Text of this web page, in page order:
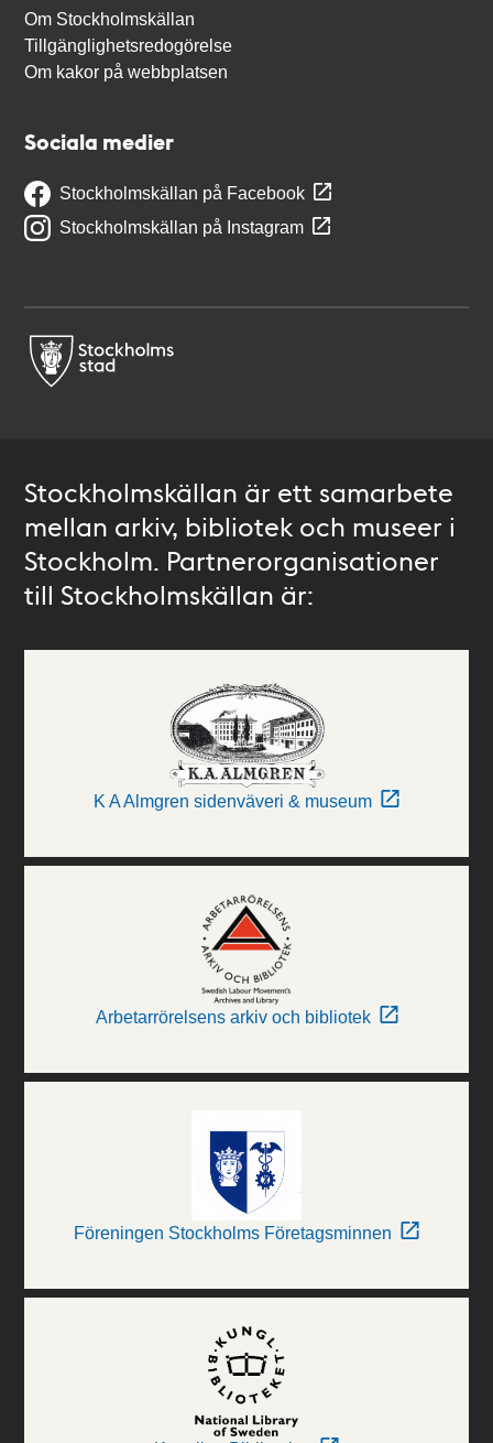
Om Stockholmskällan
Tillgänglighetsredogörelse
Om kakor på webbplatsen
Sociala medier
Stockholmskällan på Facebook
Stockholmskällan på Instagram
Stockholmskällan är ett samarbete
mellan arkiv, bibliotek och museer i
Stockholm. Partnerorganisationer
till Stockholmskällan är:
K A Almgren sidenväveri & museum
Arbetarrörelsens arkiv och bibliotek
Föreningen Stockholms Företagsminnen